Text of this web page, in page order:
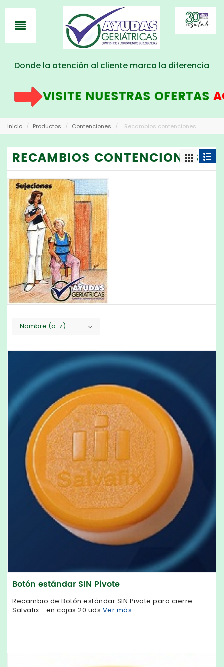
Donde la atención al cliente marca la diferencia
VISITE NUESTRAS OFERTASAQUI!!!
Inicio / Productos / Contenciones / Recambios contenciones
RECAMBIOS CONTENCIONES
Nombre (a-z)
Botón estándar SIN Pivote
Recambio de Botón estándar SIN Pivote para cierre
Salvafix - en cajas 20 uds Ver más